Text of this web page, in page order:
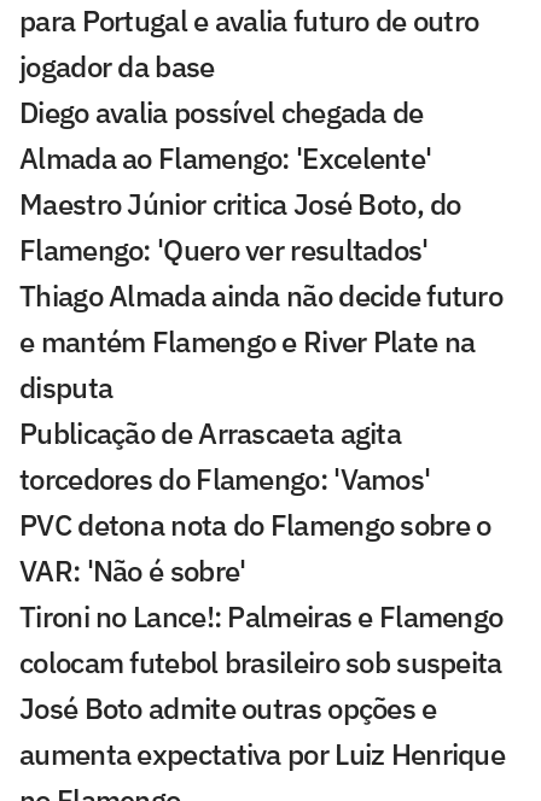
para Portugal e avalia futuro de outro
jogador da base
Diego avalia possível chegada de
Almada ao Flamengo: 'Excelente'
Maestro Júnior critica José Boto, do
Flamengo: 'Quero ver resultados'
Thiago Almada ainda não decide futuro
e mantém Flamengo e River Plate na
disputa
Publicação de Arrascaeta agita
torcedores do Flamengo: 'Vamos'
PVC detona nota do Flamengo sobre o
VAR: 'Não é sobre'
Tironi no Lance!: Palmeiras e Flamengo
colocam futebol brasileiro sob suspeita
José Boto admite outras opções e
aumenta expectativa por Luiz Henrique